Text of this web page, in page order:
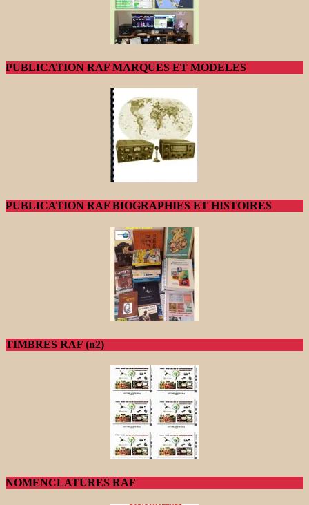
PUBLICATION RAF MARQUES ET MODELES
PUBLICATION RAF BIOGRAPHIES ET HISTOIRES
TIMBRES RAF (n2)
NOMENCLATURES RAF